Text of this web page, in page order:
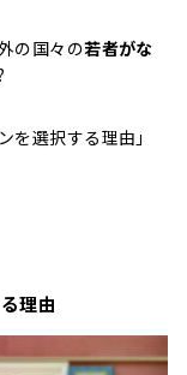
の国々の若者がな
選択する理由」
理由